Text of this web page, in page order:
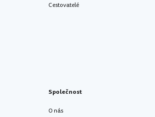
Cestovatelé
Společnost
O nás